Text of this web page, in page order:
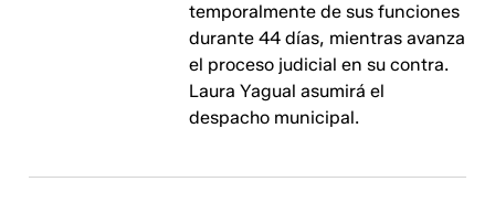
temporalmente de sus funciones
durante 44 días, mientras avanza
el proceso judicial en su contra.
Laura Yagual asumirá el
despacho municipal.